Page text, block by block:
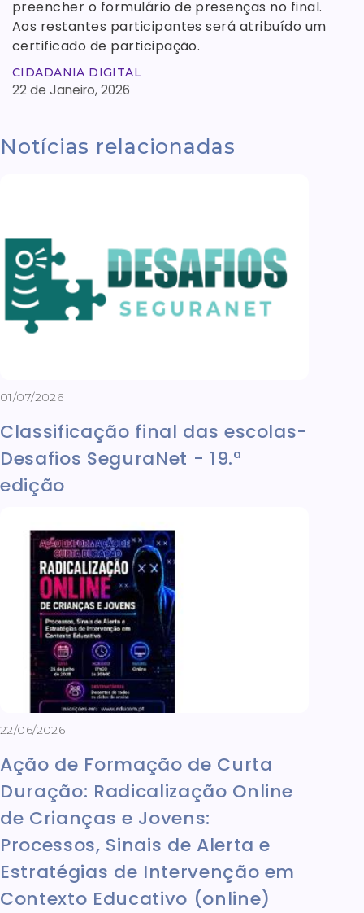
preencher o formulário de presenças no final.
Aos restantes participantes será atribuído um
certificado de participação.
CIDADANIA DIGITAL
22 de Janeiro, 2026
Notícias relacionadas
01/07/2026
Classificação final das escolas-
Desafios SeguraNet - 19.ª
edição
22/06/2026
Ação de Formação de Curta
Duração: Radicalização Online
de Crianças e Jovens:
Processos, Sinais de Alerta e
Estratégias de Intervenção em
Contexto Educativo (online)